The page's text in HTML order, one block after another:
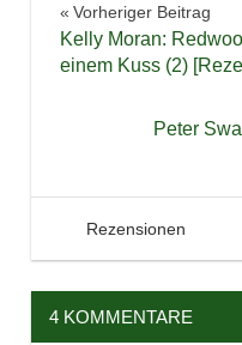
Bücher
Lesen
Vorheriger Beitrag
Kelly Moran:
einem Kuss (2)
Peter
21. Mai 2019
Tintenhain
Rezensionen
4 KOMMENTARE